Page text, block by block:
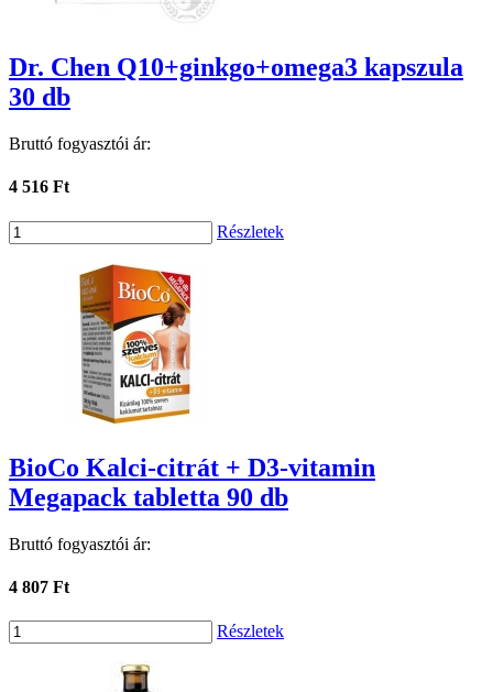
Dr. Chen Q10+ginkgo+omega3 kapszula
30 db
Bruttó fogyasztói ár:
4 516 Ft
Részletek
BioCo Kalci-citrát + D3-vitamin
Megapack tabletta 90 db
Bruttó fogyasztói ár:
4 807 Ft
Részletek